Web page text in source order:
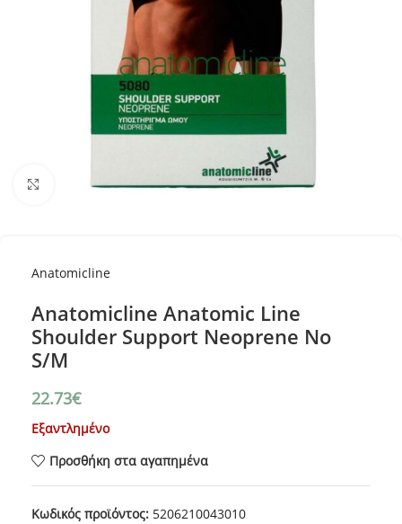
Κλικ για μεγέθυνση
Anatomicline
Anatomicline Anatomic Line
Shoulder Support Neoprene No
S/M
22.73€
Εξαντλημένο
Προσθήκη στα αγαπημένα
Κωδικός προϊόντος: 5206210043010